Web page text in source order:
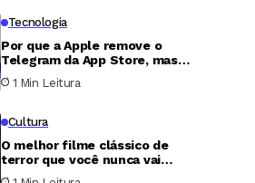
Tecnologia
Por que a Apple remove o
Telegram da App Store, mas
nunca faz o mesmo com o X?
1 Min Leitura
Cultura
O melhor filme clássico de
terror que você nunca vai
conseguir assistir